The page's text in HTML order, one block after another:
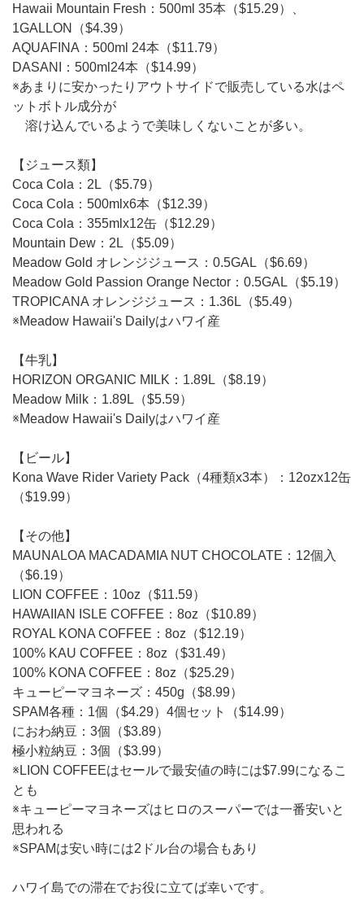
Hawaii Mountain Fresh：500ml 35本（$15.29）、
1GALLON（$4.39）
AQUAFINA：500ml 24本（$11.79）
DASANI：500ml24本（$14.99）
※あまりに安かったりアウトサイドで販売している水はペ
ットボトル成分が
溶け込んでいるようで美味しくないことが多い。
【ジュース類】
Coca Cola：2L（$5.79）
Coca Cola：500mlx6本（$12.39）
Coca Cola：355mlx12缶（$12.29）
Mountain Dew：2L（$5.09）
Meadow Gold オレンジジュース：0.5GAL（$6.69）
Meadow Gold Passion Orange Nector：0.5GAL（$5.19）
TROPICANA オレンジジュース：1.36L（$5.49）
※Meadow Hawaii's Dailyはハワイ産
【牛乳】
HORIZON ORGANIC MILK：1.89L（$8.19）
Meadow Milk：1.89L（$5.59）
※Meadow Hawaii's Dailyはハワイ産
【ビール】
Kona Wave Rider Variety Pack（4種類x3本）：12ozx12缶
（$19.99）
【その他】
MAUNALOA MACADAMIA NUT CHOCOLATE：12個入
（$6.19）
LION COFFEE：10oz（$11.59）
HAWAIIAN ISLE COFFEE：8oz（$10.89）
ROYAL KONA COFFEE：8oz（$12.19）
100% KAU COFFEE：8oz（$31.49）
100% KONA COFFEE：8oz（$25.29）
キューピーマヨネーズ：450g（$8.99）
SPAM各種：1個（$4.29）4個セット（$14.99）
におわ納豆：3個（$3.89）
極小粒納豆：3個（$3.99）
※LION COFFEEはセールで最安値の時には$7.99になるこ
とも
※キューピーマヨネーズはヒロのスーパーでは一番安いと
思われる
※SPAMは安い時には2ドル台の場合もあり
ハワイ島での滞在でお役に立てば幸いです。